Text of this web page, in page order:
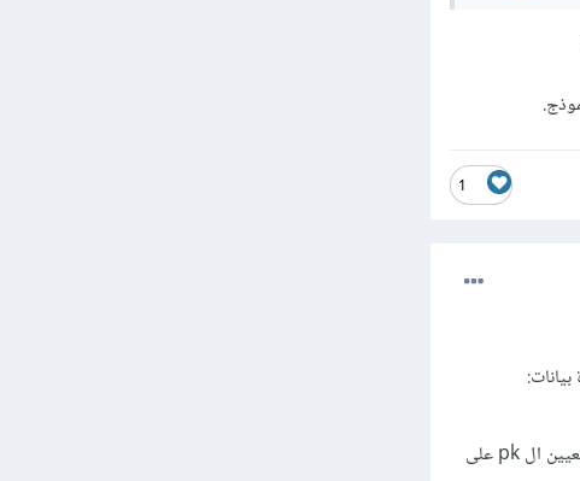
1
INSERT إذا لم يتم تعيين واصفة المفتاح الرئيسي للكائن أو إذا لم يحدِّث التحديث أي شيء مثلاً إذا تم تعيين ال pk على